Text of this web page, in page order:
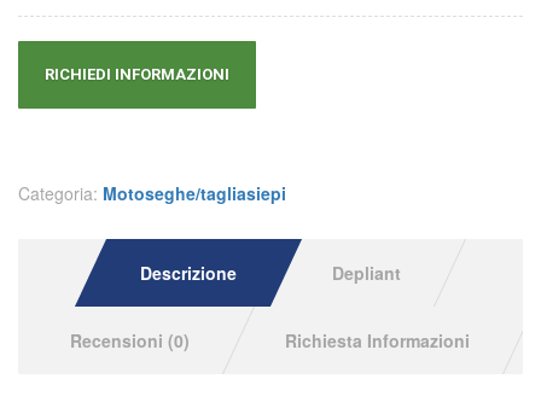
RICHIEDI INFORMAZIONI
Categoria: Motoseghe/tagliasiepi
Descrizione Depliant
Recensioni (0) Richiesta Informazioni